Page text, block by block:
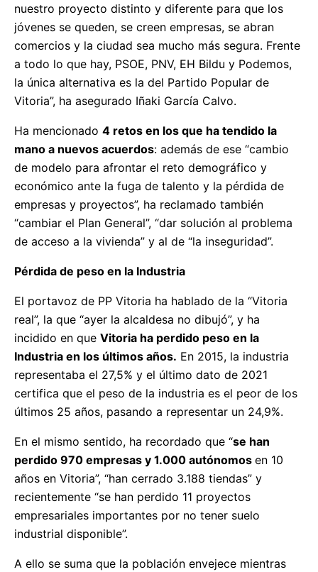
nuestro proyecto distinto y diferente para que los
jóvenes se queden, se creen empresas, se abran
comercios y la ciudad sea mucho más segura. Frente
a todo lo que hay, PSOE, PNV, EH Bildu y Podemos,
la única alternativa es la del Partido Popular de
Vitoria”, ha asegurado Iñaki García Calvo.
Ha mencionado 4 retos en los que ha tendido la
mano a nuevos acuerdos: además de ese “cambio
de modelo para afrontar el reto demográfico y
económico ante la fuga de talento y la pérdida de
empresas y proyectos”, ha reclamado también
“cambiar el Plan General”, “dar solución al problema
de acceso a la vivienda” y al de “la inseguridad”.
Pérdida de peso en la Industria
El portavoz de PP Vitoria ha hablado de la “Vitoria
real”, la que “ayer la alcaldesa no dibujó”, y ha
incidido en que Vitoria ha perdido peso en la
Industria en los últimos años. En 2015, la industria
representaba el 27,5% y el último dato de 2021
certifica que el peso de la industria es el peor de los
últimos 25 años, pasando a representar un 24,9%.
En el mismo sentido, ha recordado que “se han
perdido 970 empresas y 1.000 autónomos en 10
años en Vitoria”, “han cerrado 3.188 tiendas” y
recientemente “se han perdido 11 proyectos
empresariales importantes por no tener suelo
industrial disponible”.
A ello se suma que la población envejece mientras